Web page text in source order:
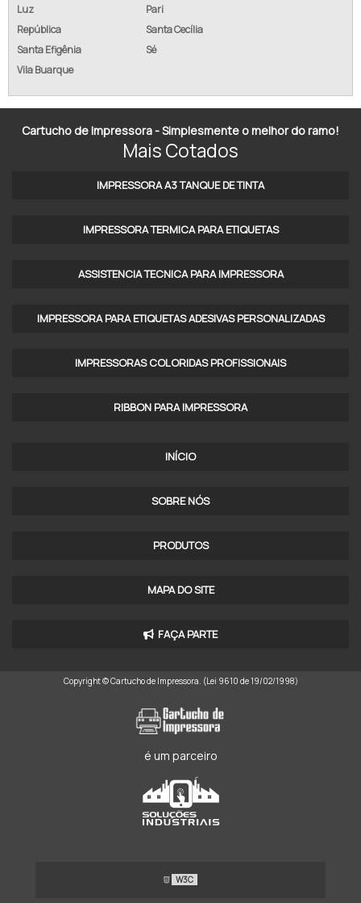
IMPRESSORA PLANA UV LED
IMPRESSORA INDUSTRIAL
IMPRESSORA PLANA
IMPRESSORA ROTATIVA OFFSET
IMPRESSORA ROTATIVA OFFSET A VENDA
IMPRESSORA ROTATIVA
IMPRESSORA OFFSET DIGITAL
IMPRESSORA CORTE E VINCO ROTATIVA PREÇO
IMPRESSORA ROTATIVA A VENDA
IMPRESSORA OFFSET A4
IMPRESSORA OFFSET DE MESA COLORIDA
IMPRESSORA OFFSET DE MESA COLORIDA PREÇO
IMPRESSORA OFFSET 8 CORES
IMPRESSORA OFFSET DIGITAL PREÇO
Luz
Pari
República
Santa Cecília
Santa Efigênia
Sé
Vila Buarque
Cartucho de Impressora - Simplesmente o melhor do ramo!
Mais Cotados
IMPRESSORA A3 TANQUE DE TINTA​
IMPRESSORA TERMICA PARA ETIQUETAS​
ASSISTENCIA TECNICA PARA IMPRESSORA
IMPRESSORA PARA ETIQUETAS ADESIVAS PERSONALIZADAS
IMPRESSORAS COLORIDAS PROFISSIONAIS​
RIBBON PARA IMPRESSORA
INÍCIO
SOBRE NÓS
PRODUTOS
MAPA DO SITE
FAÇA PARTE
Copyright © Cartucho de Impressora. (Lei 9610 de 19/02/1998)
é um parceiro
W3C